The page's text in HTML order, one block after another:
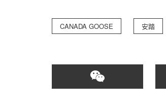
CANADA GOOSE 安踏